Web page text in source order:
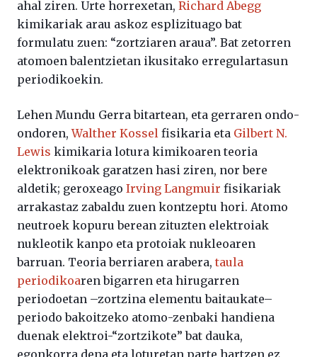
ahal ziren. Urte horrexetan, Richard Abegg
kimikariak arau askoz esplizituago bat
formulatu zuen: “zortziaren araua”. Bat zetorren
atomoen balentzietan ikusitako erregulartasun
periodikoekin.
Lehen Mundu Gerra bitartean, eta gerraren ondo-
ondoren,Walther Kossel fisikaria eta Gilbert N.
Lewis kimikaria lotura kimikoaren teoria
elektronikoak garatzen hasi ziren, nor bere
aldetik; geroxeago Irving Langmuir fisikariak
arrakastaz zabaldu zuen kontzeptu hori. Atomo
neutroek kopuru berean zituzten elektroiak
nukleotik kanpo eta protoiak nukleoaren
barruan. Teoria berriaren arabera, taula
periodikoaren bigarren eta hirugarren
periodoetan –zortzina elementu baitaukate–
periodo bakoitzeko atomo-zenbaki handiena
duenak elektroi-“zortzikote” bat dauka,